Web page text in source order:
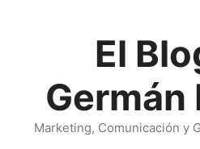
El
Germán
Marketing, Comunicación y